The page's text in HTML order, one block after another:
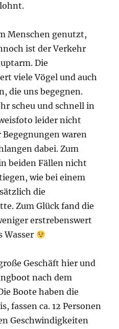
Menschen genutzt,
ist der Verkehr
Die
viele Vögel und auch
die uns begegnen.
scheu und schnell in
leider nicht
waren
dabei. Zum
beiden Fällen nicht
wie bei einem
die
Zum Glück fand die
erstrebenswert
Wasser
Geschäft hier und
nach dem
Boote haben die
fassen ca. 12 Personen
Geschwindigkeiten